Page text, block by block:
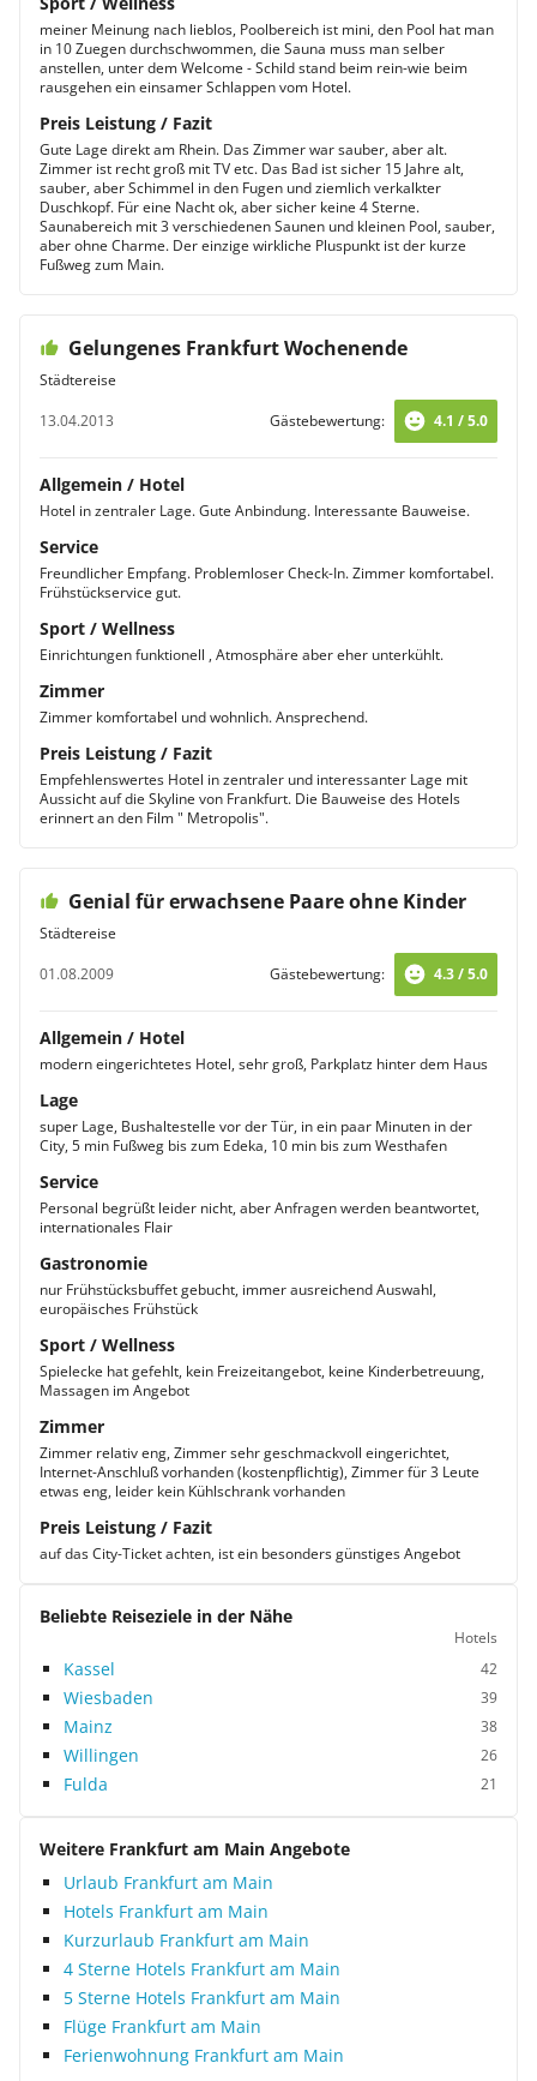
meiner Meinung nach lieblos, Poolbereich ist mini, den Pool hat man
in 10 Zuegen durchschwommen, die Sauna muss man selber
anstellen, unter dem Welcome - Schild stand beim rein-wie beim
rausgehen ein einsamer Schlappen vom Hotel.
Preis Leistung / Fazit
Gute Lage direkt am Rhein. Das Zimmer war sauber, aber alt.
Zimmer ist recht groß mit TV etc. Das Bad ist sicher 15 Jahre alt,
sauber, aber Schimmel in den Fugen und ziemlich verkalkter
Duschkopf. Für eine Nacht ok, aber sicher keine 4 Sterne.
Saunabereich mit 3 verschiedenen Saunen und kleinen Pool, sauber,
aber ohne Charme. Der einzige wirkliche Pluspunkt ist der kurze
Fußweg zum Main.
Gelungenes Frankfurt Wochenende
Städtereise
13.04.2013
Gästebewertung: 4.1 / 5.0
Allgemein / Hotel
Hotel in zentraler Lage. Gute Anbindung. Interessante Bauweise.
Service
Freundlicher Empfang. Problemloser Check-In. Zimmer komfortabel.
Frühstückservice gut.
Sport / Wellness
Einrichtungen funktionell , Atmosphäre aber eher unterkühlt.
Zimmer
Zimmer komfortabel und wohnlich. Ansprechend.
Preis Leistung / Fazit
Empfehlenswertes Hotel in zentraler und interessanter Lage mit
Aussicht auf die Skyline von Frankfurt. Die Bauweise des Hotels
erinnert an den Film " Metropolis".
Genial für erwachsene Paare ohne Kinder
Städtereise
01.08.2009
Gästebewertung: 4.3 / 5.0
Allgemein / Hotel
modern eingerichtetes Hotel, sehr groß, Parkplatz hinter dem Haus
Lage
super Lage, Bushaltestelle vor der Tür, in ein paar Minuten in der
City, 5 min Fußweg bis zum Edeka, 10 min bis zum Westhafen
Service
Personal begrüßt leider nicht, aber Anfragen werden beantwortet,
internationales Flair
Gastronomie
nur Frühstücksbuffet gebucht, immer ausreichend Auswahl,
europäisches Frühstück
Sport / Wellness
Spielecke hat gefehlt, kein Freizeitangebot, keine Kinderbetreuung,
Massagen im Angebot
Zimmer
Zimmer relativ eng, Zimmer sehr geschmackvoll eingerichtet,
Internet-Anschluß vorhanden (kostenpflichtig), Zimmer für 3 Leute
etwas eng, leider kein Kühlschrank vorhanden
Preis Leistung / Fazit
auf das City-Ticket achten, ist ein besonders günstiges Angebot
Beliebte Reiseziele in der Nähe
Hotels
Kassel 42
Wiesbaden 39
Mainz 38
Willingen 26
Fulda 21
Weitere Frankfurt am Main Angebote
Urlaub Frankfurt am Main
Hotels Frankfurt am Main
Kurzurlaub Frankfurt am Main
4 Sterne Hotels Frankfurt am Main
5 Sterne Hotels Frankfurt am Main
Flüge Frankfurt am Main
Ferienwohnung Frankfurt am Main